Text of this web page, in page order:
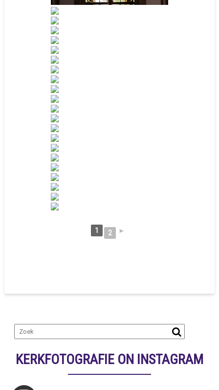
1 2 ►
KERKFOTOGRAFIE ON INSTAGRAM